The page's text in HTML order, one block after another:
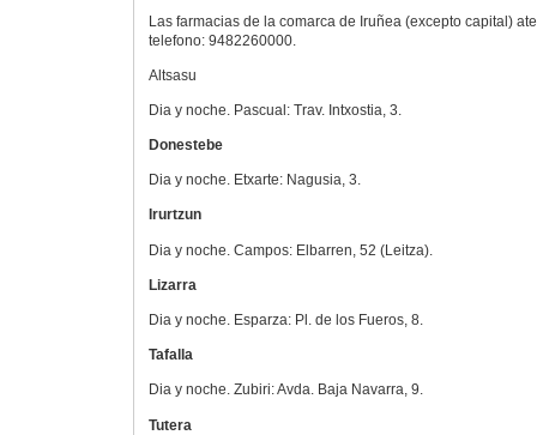
Las farmacias de la comarca de Iruñea (excepto capital)
telefono: 9482260000.
Altsasu
Dia y noche. Pascual: Trav. Intxostia, 3.
Donestebe
Dia y noche. Etxarte: Nagusia, 3.
Irurtzun
Dia y noche. Campos: Elbarren, 52 (Leitza).
Lizarra
Dia y noche. Esparza: Pl. de los Fueros, 8.
Tafalla
Dia y noche. Zubiri: Avda. Baja Navarra, 9.
Tutera